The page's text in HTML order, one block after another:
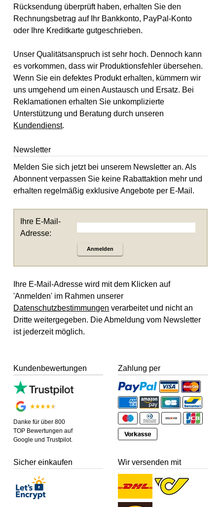
Rücksendung überprüft haben, erhalten Sie den
Rechnungsbetrag auf Ihr Bankkonto, PayPal-Konto
oder Ihre Kreditkarte gutgeschrieben.
Unser Qualitätsanspruch ist sehr hoch. Dennoch kann
es vorkommen, dass wir Produktionsfehler übersehen.
Wenn Sie ein defektes Produkt erhalten, kümmern wir
uns umgehend um einen Austausch und Ersatz. Bei
Reklamationen erhalten Sie unkomplizierte
Unterstützung und Beratung durch unseren
Kundendienst.
Newsletter
Melden Sie sich jetzt bei unserem Newsletter an. Als
Abonnent verpassen Sie keine Rabattaktion mehr und
erhalten regelmäßig exklusive Angebote per E-Mail.
Ihre E-Mail-
Adresse:
Anmelden
Ihre E-Mail-Adresse wird mit dem Klicken auf
'Anmelden' im Rahmen unserer
Datenschutzbestimmungen verarbeitet und nicht an
Dritte weitergegeben. Die Abmeldung vom Newsletter
ist jederzeit möglich.
Kundenbewertungen
Danke für über 800
TOP Bewertungen auf
Google und Trustpilot.
Zahlung per
Sicher einkaufen Wir versenden mit